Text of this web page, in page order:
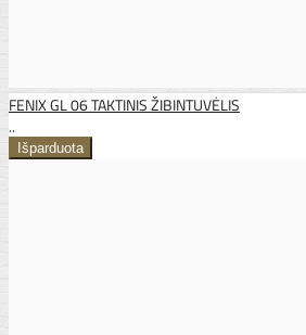
FENIX GL 06 TAKTINIS ŽIBINTUVĖLIS
..